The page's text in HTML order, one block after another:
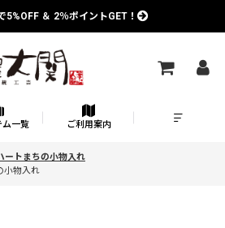
5%OFF ＆ 2％ポイントGET！
ム一覧 ご利用案内
ートまちの小物入れ
小物入れ